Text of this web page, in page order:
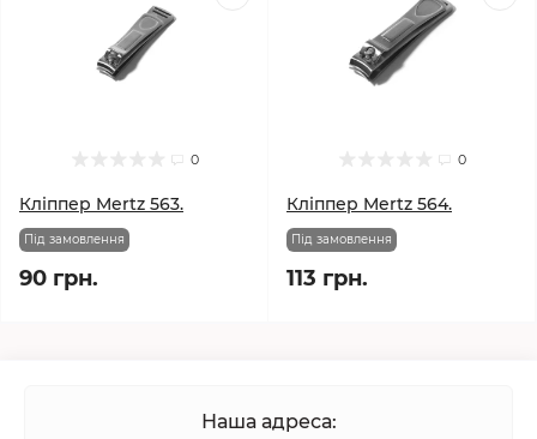
0
Кліппер Mertz 563.
Під замовлення
90 грн.
0
Кліппер Mertz 564.
Під замовлення
113 грн.
Наша адреса: